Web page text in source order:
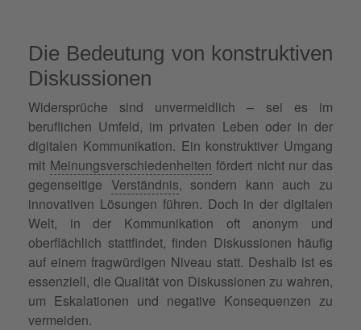
Die Bedeutung von konstruktiven
Diskussionen
Widersprüche sind unvermeidlich – sei es im
beruflichen Umfeld, im privaten Leben oder in der
digitalen Kommunikation. Ein konstruktiver Umgang
mit Meinungsverschiedenheiten fördert nicht nur das
gegenseitige Verständnis, sondern kann auch zu
innovativen Lösungen führen. Doch in der digitalen
Welt, in der Kommunikation oft anonym und
oberflächlich stattfindet, finden Diskussionen häufig
auf einem fragwürdigen Niveau statt. Deshalb ist es
essenziell, die Qualität von Diskussionen zu wahren,
um Eskalationen und negative Konsequenzen zu
vermeiden.